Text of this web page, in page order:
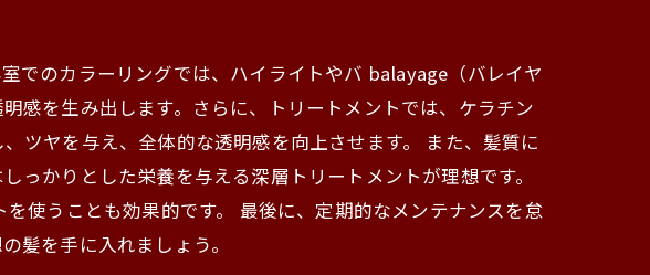
でのカラーリングでは、ハイライトやバ balayage（バレイヤ
感を生み出します。さらに、トリートメントでは、ケラチン
ツヤを与え、全体的な透明感を向上させます。 また、髪質に
かりとした栄養を与える深層トリートメントが理想です。
使うことも効果的です。 最後に、定期的なメンテナンスを怠
髪を手に入れましょう。